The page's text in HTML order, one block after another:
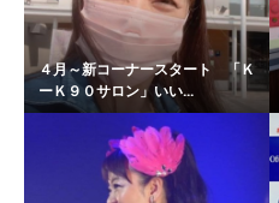
４月～新コーナースタート 「Ｋ
ーＫ９０サロン」いい...